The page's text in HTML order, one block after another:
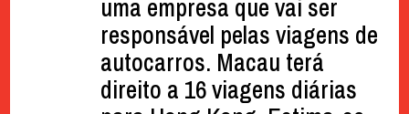
uma empresa que vai ser
responsável pelas viagens de
autocarros. Macau terá
direito a 16 viagens diárias